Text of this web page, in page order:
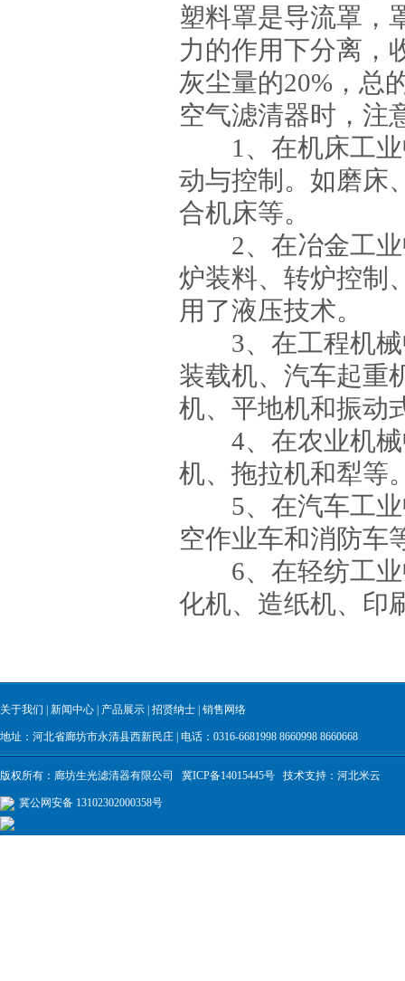
塑料罩是导流罩，
力的作用下分离，
灰尘量的20%，总
空气滤清器时，注
1、在机床工业
动与控制。如磨床
合机床等。
2、在冶金工业
炉装料、转炉控制
用了液压技术。
3、在工程机械
装载机、汽车起重
机、平地机和振动
4、在农业机械
机、拖拉机和犁等
5、在汽车工业
空作业车和消防车
6、在轻纺工业
化机、造纸机、印
关于我们 新闻中心 产品展示 招贤纳士 销售网络
地址：河北省廊坊市永清县西新民庄 | 电话：0316-6681998 8660998 8660668
版权所有：廊坊生光滤清器有限公司 冀ICP备14015445号 技术支持： 河北米云
冀公网安备 13102302000358号